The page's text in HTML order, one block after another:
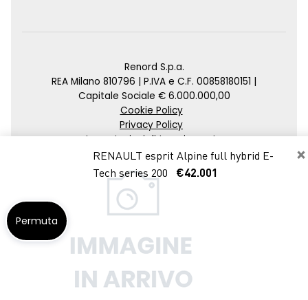
×
RENAULT esprit Alpine full hybrid E-
Tech series 200
€42.001
Renord S.p.a.
REA Milano 810796 | P.IVA e C.F. 00858180151 |
Capitale Sociale € 6.000.000,00
Cookie Policy
Privacy Policy
Impostazioni di tracciamento
Credits
Agenzia SEO
Permuta